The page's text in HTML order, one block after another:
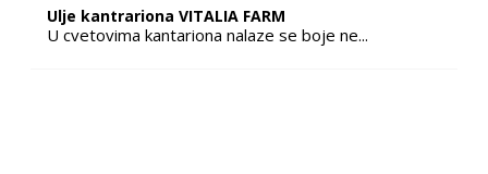
Ulje kantrariona VITALIA FARM
U cvetovima kantariona nalaze se boje ne...